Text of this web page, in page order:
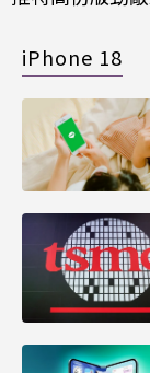
iPhone 18